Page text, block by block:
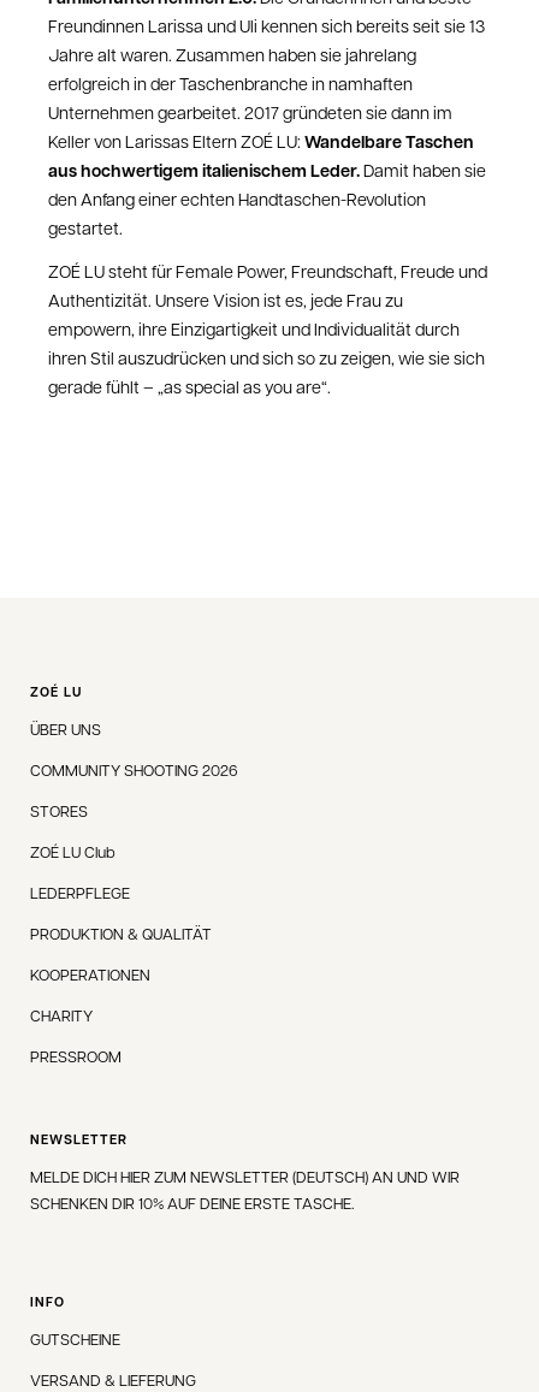
Freundinnen Larissa und Uli kennen sich bereits seit sie 13
Jahre alt waren. Zusammen haben sie jahrelang
erfolgreich in der Taschenbranche in namhaften
Unternehmen gearbeitet. 2017 gründeten sie dann im
Keller von Larissas Eltern ZOÉ LU:Wandelbare Taschen
aus hochwertigem italienischem Leder.Damit haben sie
den Anfang einer echten Handtaschen-Revolution
gestartet.
ZOÉ LU steht für Female Power, Freundschaft, Freude und
Authentizität. Unsere Vision ist es, jede Frau zu
empowern, ihre Einzigartigkeit und Individualität durch
ihren Stil auszudrücken und sich so zu zeigen, wie sie sich
gerade fühlt – „as special as you are“.
ZOÉ LU
ÜBER UNS
COMMUNITY SHOOTING 2026
STORES
ZOÉ LU Club
LEDERPFLEGE
PRODUKTION & QUALITÄT
KOOPERATIONEN
CHARITY
PRESSROOM
NEWSLETTER
MELDE DICH HIER ZUM NEWSLETTER (DEUTSCH) AN UND WIR
SCHENKEN DIR 10% AUF DEINE ERSTE TASCHE.
INFO
GUTSCHEINE
VERSAND & LIEFERUNG